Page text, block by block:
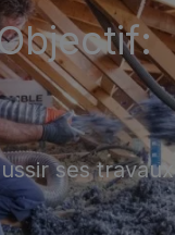
ses travaux